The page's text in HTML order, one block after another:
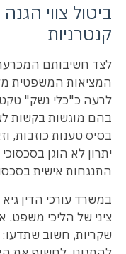
ביטול צווי
קנטרניות
לצד חשיבותם המכרעת
המציאות המשפטית
לרעה כ"כלי נשק"
בהם מוגשות בקשות
בסיס טענות כוזבות,
יתרון לא הוגן בסכסוכי
התנגחות אישית
במשרד עורכי הדין גיא
ציני של הליכי משפט.
שקריות, חשוב שתדעו: